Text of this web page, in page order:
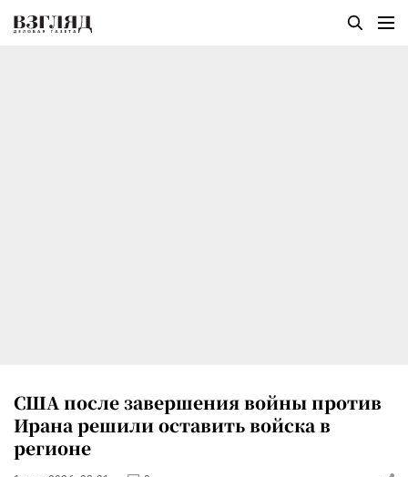
США после завершения войны против
Ирана решили оставить войска в
регионе